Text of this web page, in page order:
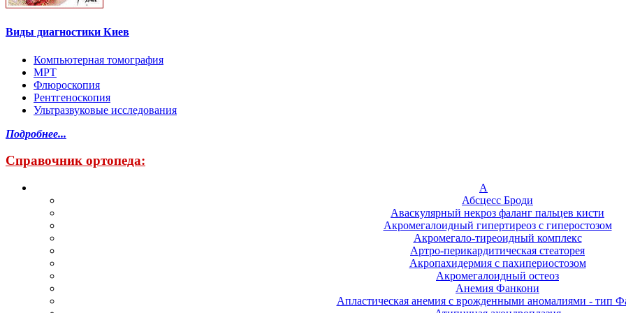
Виды диагностики Киев
Компьютерная томография
МРТ
Флюроскопия
Рентгеноскопия
Ультразвуковые исследования
Подробнее...
Справочник ортопеда:
А
Абсцесс Броди
Аваскулярный некроз фаланг пальцев кисти
Акромегалоидный гипертиреоз с гиперостозом
Акромегало-тиреоидный комплекс
Артро-перикардитическая стеаторея
Акропахидермия с пахипериостозом
Акромегалоидный остеоз
Анемия Фанкони
Апластическая анемия с врожденными аномалиями - тип